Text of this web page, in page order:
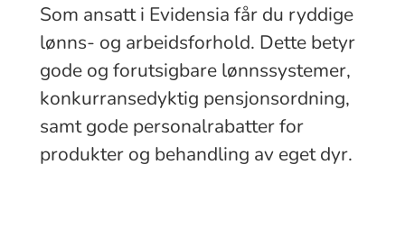
Som ansatt i Evidensia får du ryddige
lønns- og arbeidsforhold. Dette betyr
gode og forutsigbare lønnssystemer,
konkurransedyktig pensjonsordning,
samt gode personalrabatter for
produkter og behandling av eget dyr.